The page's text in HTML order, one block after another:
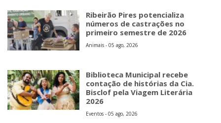
Ribeirão Pires potencializa
números de castrações no
primeiro semestre de 2026
Animais - 05 ago, 2026
Biblioteca Municipal recebe
contação de histórias da Cia.
Bisclof pela Viagem Literária
2026
Eventos - 05 ago, 2026